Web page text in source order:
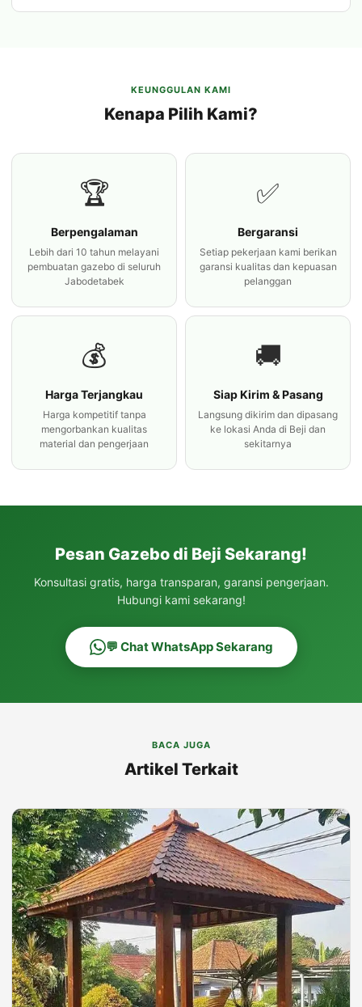
KEUNGGULAN KAMI
Kenapa Pilih Kami?
🏆
Berpengalaman
Lebih dari 10 tahun melayani
pembuatan gazebo di seluruh
Jabodetabek
✅
Bergaransi
Setiap pekerjaan kami berikan
garansi kualitas dan kepuasan
pelanggan
💰
Harga Terjangkau
Harga kompetitif tanpa
mengorbankan kualitas
material dan pengerjaan
🚚
Siap Kirim & Pasang
Langsung dikirim dan dipasang
ke lokasi Anda di Beji dan
sekitarnya
Pesan Gazebo di Beji Sekarang!
Konsultasi gratis, harga transparan, garansi pengerjaan.
Hubungi kami sekarang!
💬 Chat WhatsApp Sekarang
BACA JUGA
Artikel Terkait